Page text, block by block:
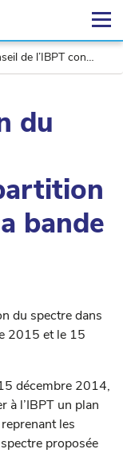
du spectre dans la bande 900 MHz
du
bande
du spectre dans
2015 et le 15
décembre 2014,
à l’IBPT un plan
les
proposée